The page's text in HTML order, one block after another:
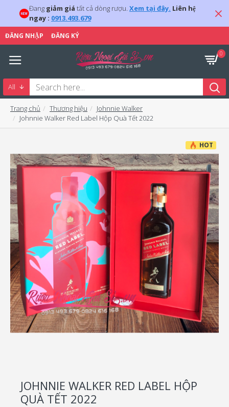
Đang giảm giá tất cả dòng rượu. Xem tại đây. Liên hệ
ngay : 0913.493.679
ĐĂNG NHẬP ĐĂNG KÝ
0
All
Trang chủ Thương hiệu
Johnnie Walker
Johnnie Walker Red Label Hộp Quà Tết 2022
HOT
JOHNNIE WALKER RED LABEL HỘP
QUÀ TẾT 2022